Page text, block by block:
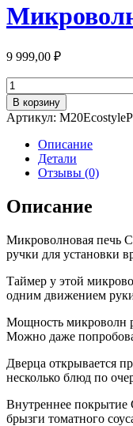
9 999,00 ₽
Количество
товара
Микроволновая
печь
Caso
Ecostyle
Pro
В корзину
Артикул:
Описание
Детали
Отзывы (0)
Описание
Микроволновая печь
ручки для установки
Таймер у этой
одним движением
Мощность микроволн
Можно даже
Дверца открывается
несколько блюд по
Внутреннее покрытие
брызги томатного